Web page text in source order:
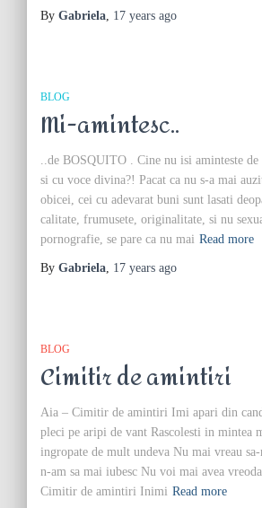
By Gabriela, 17 years ago
BLOG
Mi-amintesc..
..de BOSQUITO . Cine nu isi aminteste
si cu voce divina?! Pacat ca nu s-a mai
obicei, cei cu adevarat buni sunt lasati
calitate, frumusete, originalitate, si nu
pornografie, se pare ca nu mai Read more
By Gabriela, 17 years ago
BLOG
Cimitir de amintiri
Aia – Cimitir de amintiri Imi apari din
pleci pe aripi de vant Rascolesti in mintea
ingropate de mult undeva Nu mai vreau
n-am sa mai iubesc Nu voi mai avea
Cimitir de amintiri Inimi Read more